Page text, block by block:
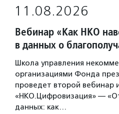
11.08.2026
Вебинар «Как НКО
в данных о
Школа управления
организациями Фонда
проведет второй вебинар
«НКО.Цифровизация» —
данных: как…